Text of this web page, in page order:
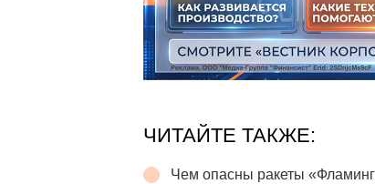
ЧИТАЙТЕ ТАКЖЕ:
Чем опасны ракеты